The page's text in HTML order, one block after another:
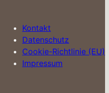
Kontakt
Datenschutz
Cookie-Richtlinie (EU)
Impressum